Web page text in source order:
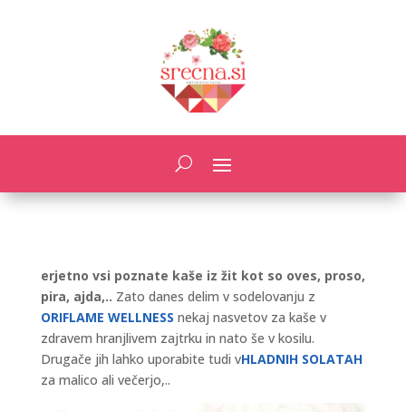
erjetno vsi poznate kaše iz žit kot so oves, proso,
pira, ajda,.. Zato danes delim v sodelovanju z
ORIFLAME WELLNESS nekaj nasvetov za kaše v
zdravem hranjlivem zajtrku in nato še v kosilu.
Drugače jih lahko uporabite tudi vHLADNIH SOLATAH
za malico ali večerjo,..